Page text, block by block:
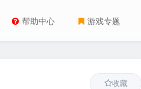
帮助中心 游戏专题
收藏